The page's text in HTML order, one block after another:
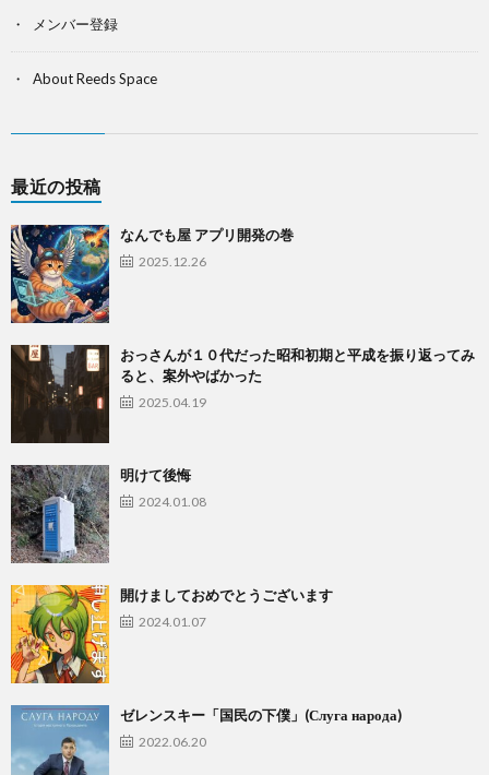
メンバー登録
About Reeds Space
最近の投稿
なんでも屋 アプリ開発の巻
2025.12.26
おっさんが１０代だった昭和初期と平成を振り返ってみ
ると、案外やばかった
2025.04.19
明けて後悔
2024.01.08
開けましておめでとうございます
2024.01.07
ゼレンスキー「国民の下僕」(Слуга народа)
2022.06.20